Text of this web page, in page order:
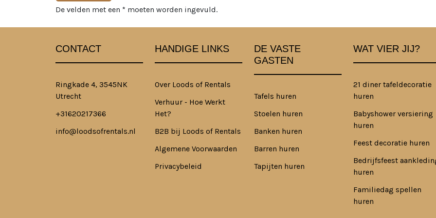
De velden met een * moeten worden ingevuld.
CONTACT
Ringkade 4, 3545NK
Utrecht
+31620217366
info@loodsofrentals.nl
HANDIGE LINKS
Over Loods of Rentals
Verhuur - Hoe Werkt
Het?
B2B bij Loods of Rentals
Algemene Voorwaarden
Privacybeleid
DE VASTE
GASTEN
Tafels huren
Stoelen huren
Banken huren
Barren huren
Tapijten huren
WAT VIER JIJ?
21 diner tafeldecoratie
huren
Babyshower versiering
huren
Feest decoratie huren
Bedrijfsfeest
huren
Familiedag spellen
huren